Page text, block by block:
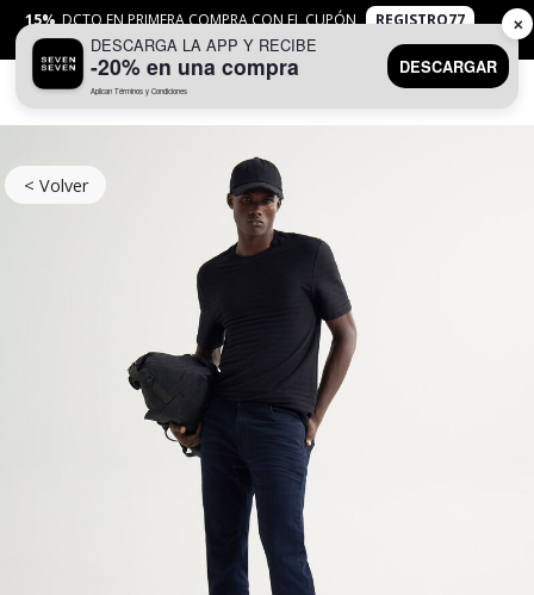
15% DCTO EN PRIMERA COMPRA CON EL CUPÓN
REGISTRO77
APLICANTYC
< Volver
DESCARGA LA APP Y RECIBE
-20% en una compra
Aplican Términos y Condiciones
DESCARGAR
✕